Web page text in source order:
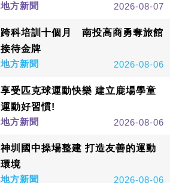
地方新聞
2026-08-07
跨科培訓十個月 南投高商勇奪旅館
接待金牌
地方新聞
2026-08-06
享受匹克球運動快樂 建立鹿場學童
運動好習慣!
地方新聞
2026-08-06
神圳國中操場整建 打造友善的運動
環境
地方新聞
2026-08-06